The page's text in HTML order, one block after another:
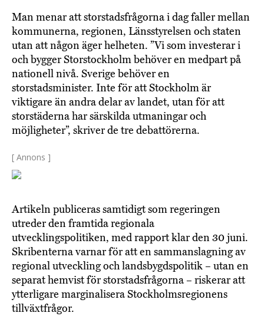
Man menar att storstadsfrågorna i dag faller mellan
kommunerna, regionen, Länsstyrelsen och staten
utan att någon äger helheten. ”Vi som investerar i
och bygger Storstockholm behöver en medpart på
nationell nivå. Sverige behöver en
storstadsminister. Inte för att Stockholm är
viktigare än andra delar av landet, utan för att
storstäderna har särskilda utmaningar och
möjligheter”, skriver de tre debattörerna.
[ Annons ]
Artikeln publiceras samtidigt som regeringen
utreder den framtida regionala
utvecklingspolitiken, med rapport klar den 30 juni.
Skribenterna varnar för att en sammanslagning av
regional utveckling och landsbygdspolitik – utan en
separat hemvist för storstadsfrågorna – riskerar att
ytterligare marginalisera Stockholmsregionens
tillväxtfrågor.